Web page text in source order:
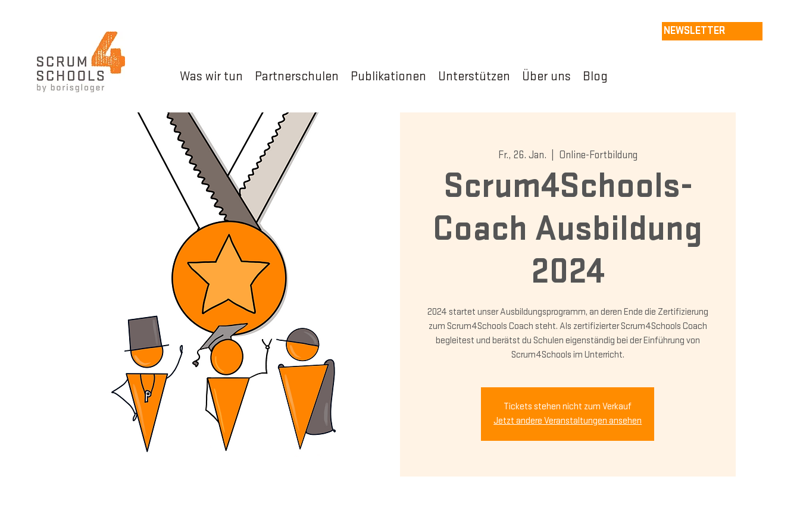
Was wir tun Partnerschulen Publikationen Unterstützen Über uns Blog
NEWSLETTER
Fr., 26. Jan. Online-Fortbildung
Scrum4Schools-
Coach Ausbildung
2024
2024 startet unser Ausbildungsprogramm, an deren Ende die Zertifizierung
zum Scrum4Schools Coach steht. Als zertifizierter Scrum4Schools Coach
begleitest und berätst du Schulen eigenständig bei der Einführung von
Scrum4Schools im Unterricht.
Tickets stehen nicht zum Verkauf
Jetzt andere Veranstaltungen ansehen